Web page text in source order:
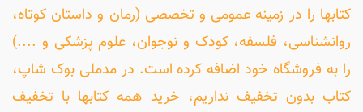
کتابها را در زمینه عمومی و تخصصی (رمان و داستان کوتاه،
روانشناسی، فلسفه، کودک و نوجوان، علوم پزشکی و ....)
را به فروشگاه خود اضافه کرده است. در مدملی بوک شاپ،
کتاب بدون تخفیف نداریم، خرید همه کتابها با تخفیف